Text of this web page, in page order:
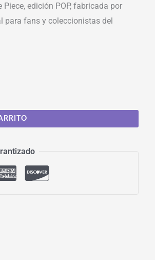
edición POP, fabricada por
para fans y coleccionistas del